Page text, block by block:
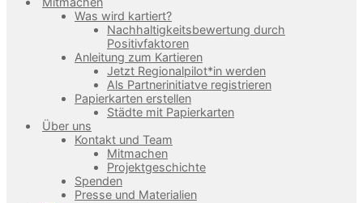
Was wird kartiert?
Nachhaltigkeitsbewertung durch
Positivfaktoren
Anleitung zum Kartieren
Jetzt Regionalpilot*in werden
Als Partnerinitiatve registrieren
Papierkarten erstellen
Städte mit Papierkarten
Über uns
Kontakt und Team
Mitmachen
Projektgeschichte
Spenden
Presse und Materialien